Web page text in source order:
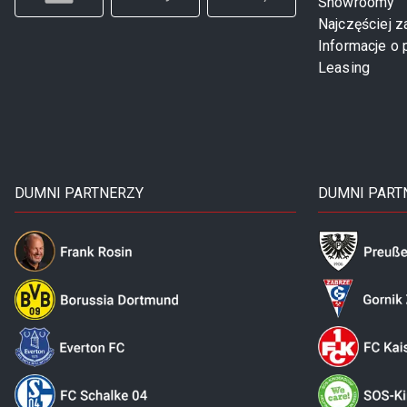
Najczęściej
Informacje o
Leasing
DUMNI PARTNERZY DUMNI